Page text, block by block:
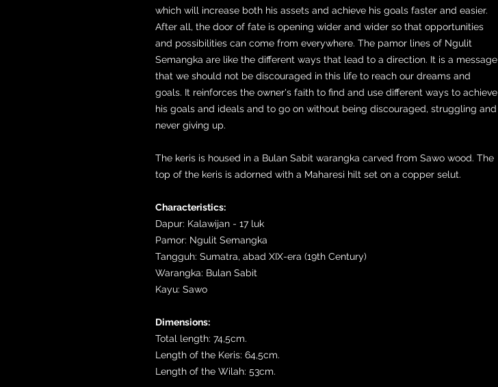
which will increase both his assets and achieve his goals faster and easier.
After all, the door of fate is opening wider and wider so that opportunities
and possibilities can come from everywhere. The pamor lines of Ngulit
Semangka are like the different ways that lead to a direction. It is a message
that we should not be discouraged in this life to reach our dreams and
goals. It reinforces the owner's faith to find and use different ways to achieve
his goals and ideals and to go on without being discouraged, struggling and
never giving up.
The keris is housed in a Bulan Sabit warangka carved from Sawo wood. The
top of the keris is adorned with a Maharesi hilt set on a copper selut.
Characteristics:
Dapur: Kalawijan - 17 luk
Pamor: Ngulit Semangka
Tangguh: Sumatra, abad XIX-era (19th Century)
Warangka: Bulan Sabit
Kayu: Sawo
Dimensions:
Total length: 74,5cm.
Length of the Keris: 64,5cm.
Length of the Wilah: 53cm.